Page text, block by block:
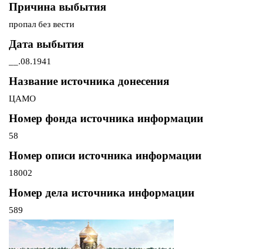
Причина выбытия
пропал без вести
Дата выбытия
__.08.1941
Название источника донесения
ЦАМО
Номер фонда источника информации
58
Номер описи источника информации
18002
Номер дела источника информации
589